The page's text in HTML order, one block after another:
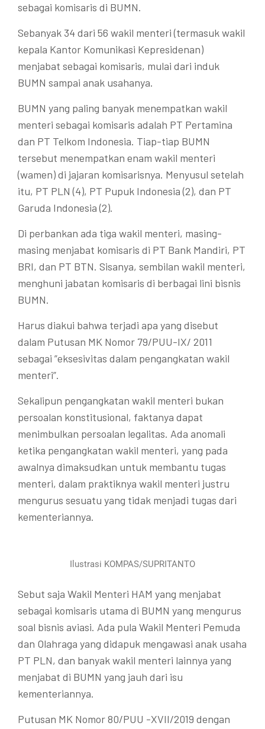
sebagai komisaris di BUMN.
Sebanyak 34 dari 56 wakil menteri (termasuk wakil
kepala Kantor Komunikasi Kepresidenan)
menjabat sebagai komisaris, mulai dari induk
BUMN sampai anak usahanya.
BUMN yang paling banyak menempatkan wakil
menteri sebagai komisaris adalah PT Pertamina
dan PT Telkom Indonesia. Tiap-tiap BUMN
tersebut menempatkan enam wakil menteri
(wamen) di jajaran komisarisnya. Menyusul setelah
itu, PT PLN (4), PT Pupuk Indonesia (2), dan PT
Garuda Indonesia (2).
Di perbankan ada tiga wakil menteri, masing-
masing menjabat komisaris di PT Bank Mandiri, PT
BRI, dan PT BTN. Sisanya, sembilan wakil menteri,
menghuni jabatan komisaris di berbagai lini bisnis
BUMN.
Harus diakui bahwa terjadi apa yang disebut
dalam Putusan MK Nomor 79/PUU-IX/ 2011
sebagai ”eksesivitas dalam pengangkatan wakil
menteri”.
Sekalipun pengangkatan wakil menteri bukan
persoalan konstitusional, faktanya dapat
menimbulkan persoalan legalitas. Ada anomali
ketika pengangkatan wakil menteri, yang pada
awalnya dimaksudkan untuk membantu tugas
menteri, dalam praktiknya wakil menteri justru
mengurus sesuatu yang tidak menjadi tugas dari
kementeriannya.
Ilustrasi KOMPAS/SUPRITANTO
Sebut saja Wakil Menteri HAM yang menjabat
sebagai komisaris utama di BUMN yang mengurus
soal bisnis aviasi. Ada pula Wakil Menteri Pemuda
dan Olahraga yang didapuk mengawasi anak usaha
PT PLN, dan banyak wakil menteri lainnya yang
menjabat di BUMN yang jauh dari isu
kementeriannya.
Putusan MK Nomor 80/PUU -XVII/2019 dengan